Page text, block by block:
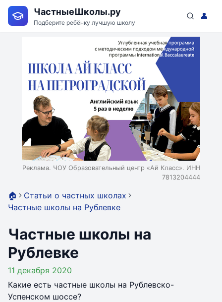
ЧастныеШколы.ру
Подберите ребёнку лучшую школу
👤
Реклама. ЧОУ Образовательный центр «Ай Класс». ИНН
7813204444
🏠
Статьи о частных школах
Частные школы на Рублевке
Частные школы на
Рублевке
11 декабря 2020
Какие есть частные школы на Рублевско-
Успенском шоссе?